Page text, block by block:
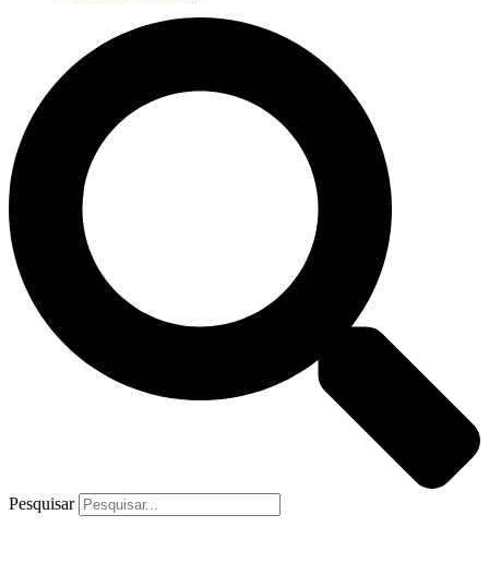
Pesquisar